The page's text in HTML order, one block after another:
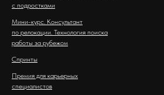
с подростками
Мини-курс. Консультант
по релокации. Технология поиска
работы за рубежом
Спринты
Премия для карьерных
специалистов